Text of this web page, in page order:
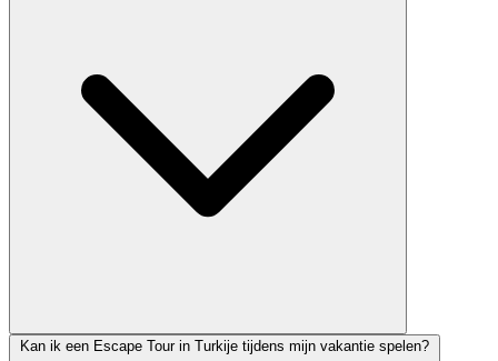
Kan ik een Escape Tour in Turkije tijdens mijn vakantie spelen?